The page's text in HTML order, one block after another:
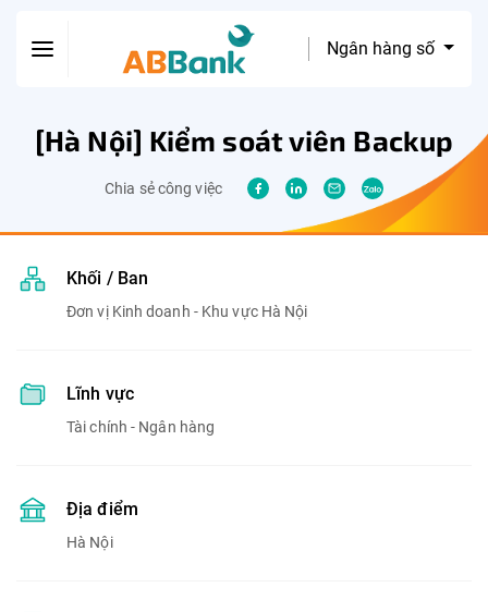
Ngân hàng số
[Hà Nội] Kiểm soát viên Backup
Chia sẻ công việc
Khối / Ban
Đơn vị Kinh doanh - Khu vực Hà Nội
Lĩnh vực
Tài chính - Ngân hàng
Địa điểm
Hà Nội